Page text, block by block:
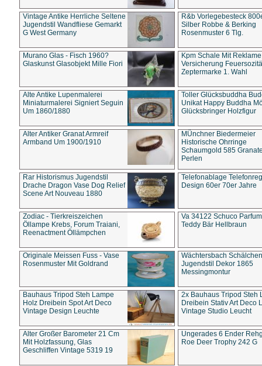
Vintage Antike Herrliche Seltene
Jugendstil Wandfliese Gemarkt
G West Germany
R&b Vorlegebesteck
Silber Robbe & Berking
Rosenmuster 6 Tlg.
Murano Glas - Fisch 1960?
Glaskunst Glasobjekt Mille Fiori
Kpm Schale Mit Reklame
Versicherung
Zeptermarke 1. Wahl
Alte Antike Lupenmalerei
Miniaturmalerei Signiert Seguin
Um 1860/1880
Toller Glücksbuddha
Unikat Happy Buddha
Glücksbringer Holzfigur
Alter Antiker Granat Armreif
Armband Um 1900/1910
MÜnchner Biedermeier
Historische Ohrringe
Schaumgold 585
Perlen
Rar Historismus Jugendstil
Drache Dragon Vase Dog Relief
Scene Art Nouveau 1880
Telefonablage
Design 60er 70er Jahre
Zodiac - Tierkreiszeichen
Öllampe Krebs, Forum Traiani,
Reenactment Öllämpchen
Va 34122 Schuco
Teddy Bär Hellbraun
Originale Meissen Fuss - Vase
Rosenmuster Mit Goldrand
Wächtersbach Schälchen
Jugendstil Dekor 1865
Messingmontur
Bauhaus Tripod Steh Lampe
Holz Dreibein Spot Art Deco
Vintage Design Leuchte
2x Bauhaus Tripod Steh
Dreibein Stativ Art Deco
Vintage Studio Leucht
Alter Großer Barometer 21 Cm
Mit Holzfassung, Glas
Geschliffen Vintage 5319 19
Ungerades 6 Ender
Roe Deer Trophy 242 G